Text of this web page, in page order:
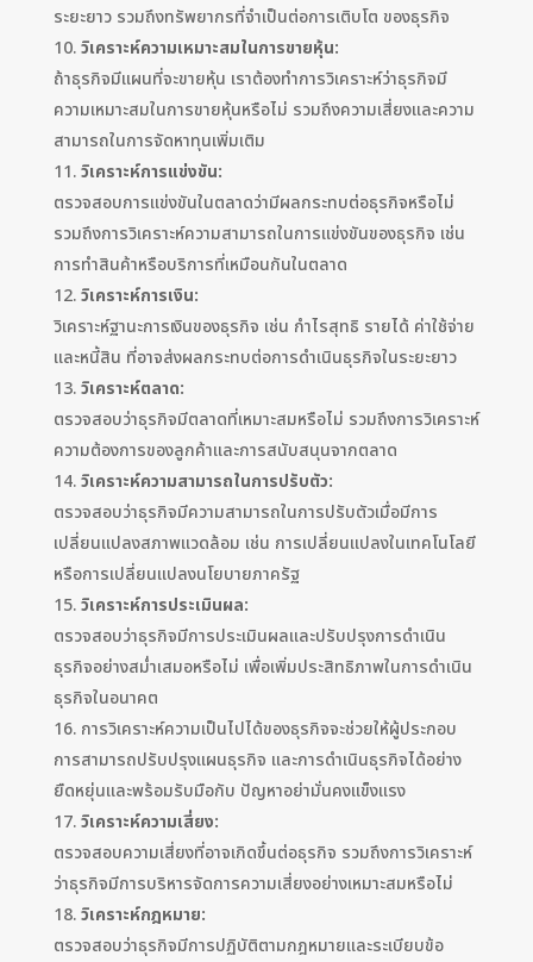
ระยะยาว รวมถึงทรัพยากรที่จำเป็นต่อการเติบโต ของธุรกิจ
วิเคราะห์ความเหมาะสมในการขายหุ้น:
ถ้าธุรกิจมีแผนที่จะขายหุ้น เราต้องทำการวิเคราะห์ว่าธุรกิจมี
ความเหมาะสมในการขายหุ้นหรือไม่ รวมถึงความเสี่ยงและความ
สามารถในการจัดหาทุนเพิ่มเติม
วิเคราะห์การแข่งขัน:
ตรวจสอบการแข่งขันในตลาดว่ามีผลกระทบต่อธุรกิจหรือไม่
รวมถึงการวิเคราะห์ความสามารถในการแข่งขันของธุรกิจ เช่น
การทำสินค้าหรือบริการที่เหมือนกันในตลาด
วิเคราะห์การเงิน:
วิเคราะห์ฐานะการเงินของธุรกิจ เช่น กำไรสุทธิ รายได้ ค่าใช้จ่าย
และหนี้สิน ที่อาจส่งผลกระทบต่อการดำเนินธุรกิจในระยะยาว
วิเคราะห์ตลาด:
ตรวจสอบว่าธุรกิจมีตลาดที่เหมาะสมหรือไม่ รวมถึงการวิเคราะห์
ความต้องการของลูกค้าและการสนับสนุนจากตลาด
วิเคราะห์ความสามารถในการปรับตัว:
ตรวจสอบว่าธุรกิจมีความสามารถในการปรับตัวเมื่อมีการ
เปลี่ยนแปลงสภาพแวดล้อม เช่น การเปลี่ยนแปลงในเทคโนโลยี
หรือการเปลี่ยนแปลงนโยบายภาครัฐ
วิเคราะห์การประเมินผล:
ตรวจสอบว่าธุรกิจมีการประเมินผลและปรับปรุงการดำเนิน
ธุรกิจอย่างสม่ำเสมอหรือไม่ เพื่อเพิ่มประสิทธิภาพในการดำเนิน
ธุรกิจในอนาคต
การวิเคราะห์ความเป็นไปได้ของธุรกิจจะช่วยให้ผู้ประกอบ
การสามารถปรับปรุงแผนธุรกิจ และการดำเนินธุรกิจได้อย่าง
ยืดหยุ่นเเละพร้อมรับมือกับ ปัญหาอย่ามั่นคงแข็งแรง
วิเคราะห์ความเสี่ยง:
ตรวจสอบความเสี่ยงที่อาจเกิดขึ้นต่อธุรกิจ รวมถึงการวิเคราะห์
ว่าธุรกิจมีการบริหารจัดการความเสี่ยงอย่างเหมาะสมหรือไม่
วิเคราะห์กฎหมาย:
ตรวจสอบว่าธุรกิจมีการปฏิบัติตามกฎหมายและระเบียบข้อ